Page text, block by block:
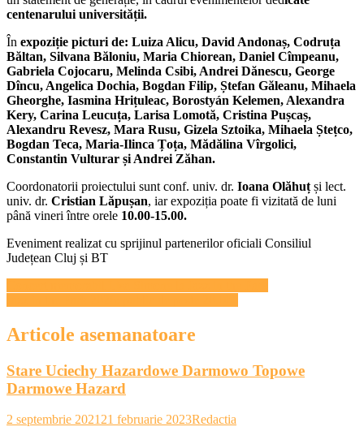
centenarului universității.
În expoziție picturi de: Luiza Alicu, David Andonaș, Codruța
Băltan, Silvana Băloniu, Maria Chiorean, Daniel Cîmpeanu,
Gabriela Cojocaru, Melinda Csibi, Andrei Dănescu, George
Dîncu, Angelica Dochia, Bogdan Filip, Ștefan Găleanu, Mihaela
Gheorghe, Iasmina Hrițuleac, Borostyán Kelemen, Alexandra
Kery, Carina Leucuța, Larisa Lomotă, Cristina Pușcaș,
Alexandru Revesz, Mara Rusu, Gizela Sztoika, Mihaela Ștețco,
Bogdan Teca, Maria-Ilinca Țoța, Mădălina Vîrgolici,
Constantin Vulturar și Andrei Zăhan.
Coordonatorii proiectului sunt conf. univ. dr. Ioana Olăhuț și lect.
univ. dr. Cristian Lăpușan, iar expoziția poate fi vizitată de luni
până vineri între orele 10.00-15.00.
Eveniment realizat cu sprijinul partenerilor oficiali Consiliul
Județean Cluj și BT
Navigare
în
articole
Articole asemanatoare
Stare Uciechy Hazardowe Darmowo Topowe
Darmowe Hazard
2 septembrie 202121 februarie 2023Redactia